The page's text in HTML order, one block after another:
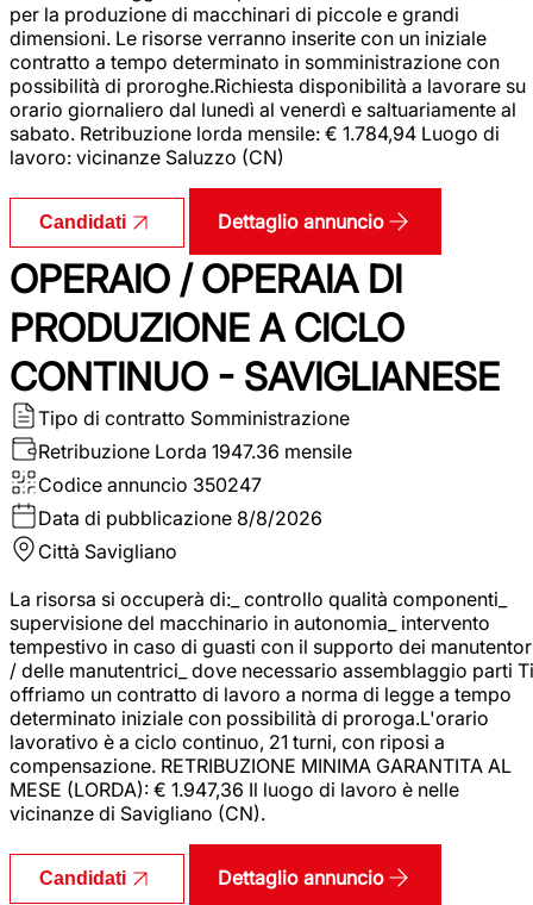
per la produzione di macchinari di piccole e grandi
dimensioni. Le risorse verranno inserite con un iniziale
contratto a tempo determinato in somministrazione con
possibilità di proroghe.Richiesta disponibilità a lavorare su
orario giornaliero dal lunedì al venerdì e saltuariamente al
sabato. Retribuzione lorda mensile: € 1.784,94 Luogo di
lavoro: vicinanze Saluzzo (CN)
Candidati Dettaglio annuncio
OPERAIO / OPERAIA DI
PRODUZIONE A CICLO
CONTINUO - SAVIGLIANESE
Tipo di contratto Somministrazione
Retribuzione Lorda 1947.36 mensile
Codice annuncio 350247
Data di pubblicazione 8/8/2026
Città Savigliano
La risorsa si occuperà di:_ controllo qualità componenti_
supervisione del macchinario in autonomia_ intervento
tempestivo in caso di guasti con il supporto dei
/ delle manutentrici_ dove necessario assemblaggio parti Ti
offriamo un contratto di lavoro a norma di legge a tempo
determinato iniziale con possibilità di proroga.L'orario
lavorativo è a ciclo continuo, 21 turni, con riposi a
compensazione. RETRIBUZIONE MINIMA GARANTITA AL
MESE (LORDA): € 1.947,36 Il luogo di lavoro è nelle
vicinanze di Savigliano (CN).
Candidati Dettaglio annuncio